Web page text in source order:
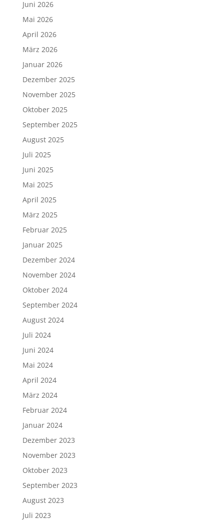
Juni 2026
Mai 2026
April 2026
März 2026
Januar 2026
Dezember 2025
November 2025
Oktober 2025
September 2025
August 2025
Juli 2025
Juni 2025
Mai 2025
April 2025
März 2025
Februar 2025
Januar 2025
Dezember 2024
November 2024
Oktober 2024
September 2024
August 2024
Juli 2024
Juni 2024
Mai 2024
April 2024
März 2024
Februar 2024
Januar 2024
Dezember 2023
November 2023
Oktober 2023
September 2023
August 2023
Juli 2023